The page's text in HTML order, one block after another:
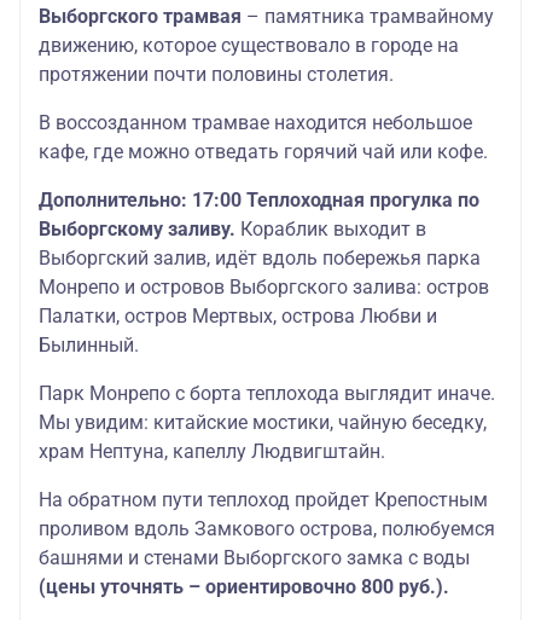
Выборгского трамвая – памятника трамвайному
движению, которое существовало в городе на
протяжении почти половины столетия.
В воссозданном трамвае находится небольшое
кафе, где можно отведать горячий чай или кофе.
Дополнительно: 17:00 Теплоходная прогулка по
Выборгскому заливу. Кораблик выходит в
Выборгский залив, идёт вдоль побережья парка
Монрепо и островов Выборгского залива: остров
Палатки, остров Мертвых, острова Любви и
Былинный.
Парк Монрепо с борта теплохода выглядит иначе.
Мы увидим: китайские мостики, чайную беседку,
храм Нептуна, капеллу Людвигштайн.
На обратном пути теплоход пройдет Крепостным
проливом вдоль Замкового острова, полюбуемся
башнями и стенами Выборгского замка с воды
(цены уточнять – ориентировочно 800 руб.).